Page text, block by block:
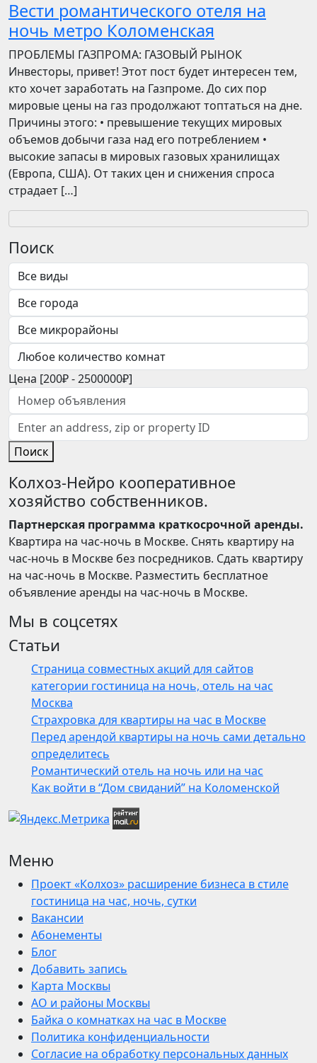
Вести романтического отеля на
ночь метро Коломенская
ПРОБЛЕМЫ ГАЗПРОМА: ГАЗОВЫЙ РЫНОК
Инвесторы, привет! Этот пост будет интересен тем,
кто хочет заработать на Газпроме. До сих пор
мировые цены на газ продолжают топтаться на дне.
Причины этого: • превышение текущих мировых
объемов добычи газа над его потреблением •
высокие запасы в мировых газовых хранилищах
(Европа, США). От таких цен и снижения спроса
страдает […]
Поиск
Цена [200₽-2500000₽]
Поиск
Колхоз-Нейро кооперативное
хозяйство собственников.
Партнерская программа краткосрочной аренды.
Квартира на час-ночь в Москве. Снять квартиру на
час-ночь в Москве без посредников. Сдать квартиру
на час-ночь в Москве. Разместить бесплатное
объявление аренды на час-ночь в Москве.
Мы в соцсетях
Статьи
Страница совместных акций для сайтов
категории гостиница на ночь, отель на час
Москва
Страхровка для квартиры на час в Москве
Перед арендой квартиры на ночь сами детально
определитесь
Романтический отель на ночь или на час
Как войти в “Дом свиданий” на Коломенской
Меню
Проект «Колхоз» расширение бизнеса в стиле
гостиница на час, ночь, сутки
Вакансии
Абонементы
Блог
Добавить запись
Карта Москвы
АО и районы Москвы
Байка о комнатках на час в Москве
Политика конфиденциальности
Согласие на обработку персональных данных